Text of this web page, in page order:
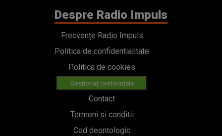
Despre Radio Impuls
Frecvențe Radio Impuls
Politica de confidentialitate
Politica de cookies
Gestionați preferințele
Contact
Termeni si conditii
Cod deontologic